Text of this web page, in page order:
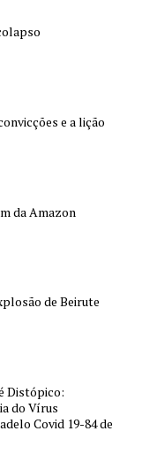
e a lição
da Amazon
de Beirute
Distópico:
do Vírus
Covid 19-84 de